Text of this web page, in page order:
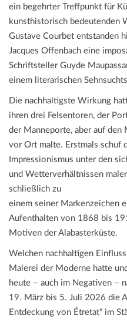
ein begehrter Treffpunkt für
kunsthistorisch bedeutenden
Gustave Courbet entstanden
Jacques Offenbach eine
Schriftsteller Guyde
einem literarischen
Die nachhaltigste Wirkung
ihren drei Felsentoren, der
der Manneporte, aber auf
vor Ort malte. Erstmals schuf
Impressionismus unter den
und Wetterverhältnissen
schließlich zu
einem seiner Markenzeichen
Aufenthalten von 1868 bis
Motiven der Alabasterküste.
Welchen nachhaltigen
Malerei der Moderne hatte
heute – auch im Negativen –
19. März bis 5. Juli 2026 die
Entdeckung von Étretat“ im